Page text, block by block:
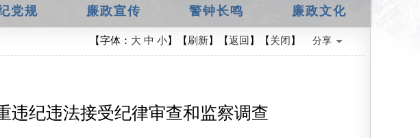
党规 廉政宣传 警钟长鸣 廉政文化
【字体： 大 中 小】【刷新】【返回 】【关闭 】 分享
违纪违法接受纪律审查和监察调查